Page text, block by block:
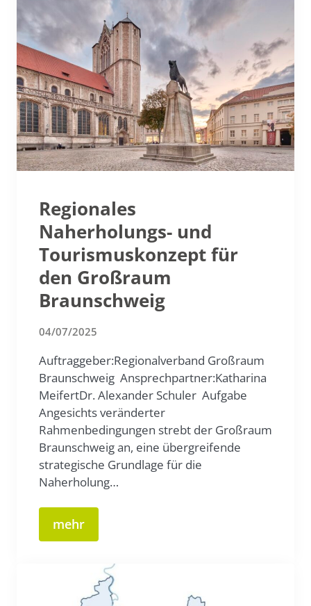
Regionales
Naherholungs- und
Tourismuskonzept für
den Großraum
Braunschweig
04/07/2025
Auftraggeber:Regionalverband Großraum
Braunschweig Ansprechpartner:Katharina
MeifertDr. Alexander Schuler Aufgabe
Angesichts veränderter
Rahmenbedingungen strebt der Großraum
Braunschweig an, eine übergreifende
strategische Grundlage für die
Naherholung…
mehr